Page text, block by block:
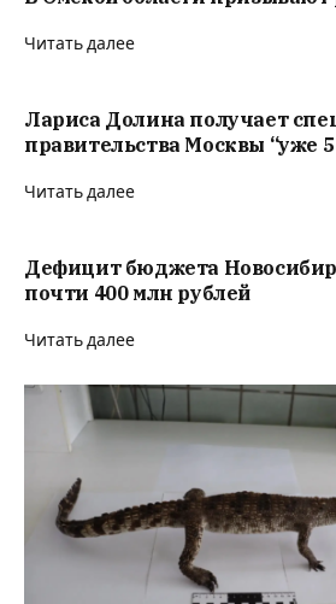
Читать далее
Лариса Долина получает
правительства Москвы “уже 5
Читать далее
Дефицит бюджета
почти 400 млн рублей
Читать далее